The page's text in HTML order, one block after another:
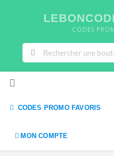
CODES
CODES PROMO FAVORIS
MON COMPTE